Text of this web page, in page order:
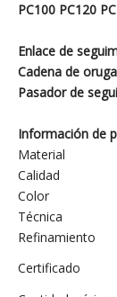
PC100 PC120
Enlace de
Cadena de oruga
Pasador de
Información de
Material
Calidad
Color
Técnica
Refinamiento
Certificado